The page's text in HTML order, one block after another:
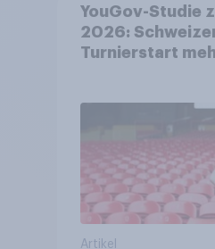
YouGov-Studie
2026:
Turnierstart
Artikel